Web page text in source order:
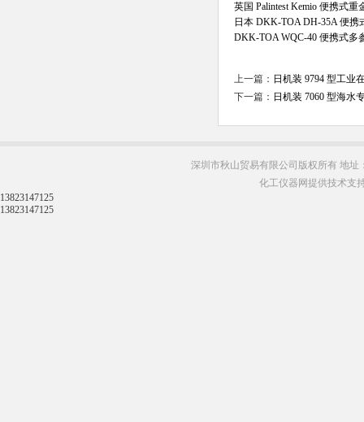
英国 Palintest Kemio 便携式重
日本 DKK-TOA DH-35A 便携
DKK-TOA WQC-40 便携式多
上一篇： 日机装 9794 型工业
下一篇： 日机装 7060 型海水
深圳市秋山贸易有限公司版权所有 地址
化工仪器网提供技术支
13823147125
13823147125